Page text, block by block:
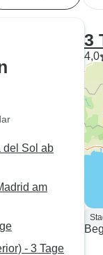
del Sol ab
am
- 3 Tage
3
4,0